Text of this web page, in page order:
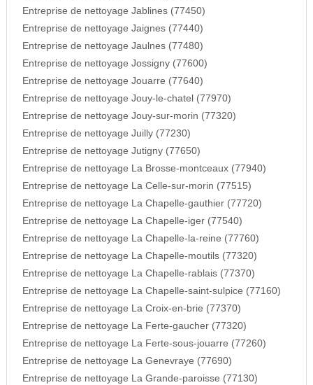
Entreprise de nettoyage Jablines (77450)
Entreprise de nettoyage Jaignes (77440)
Entreprise de nettoyage Jaulnes (77480)
Entreprise de nettoyage Jossigny (77600)
Entreprise de nettoyage Jouarre (77640)
Entreprise de nettoyage Jouy-le-chatel (77970)
Entreprise de nettoyage Jouy-sur-morin (77320)
Entreprise de nettoyage Juilly (77230)
Entreprise de nettoyage Jutigny (77650)
Entreprise de nettoyage La Brosse-montceaux (77940)
Entreprise de nettoyage La Celle-sur-morin (77515)
Entreprise de nettoyage La Chapelle-gauthier (77720)
Entreprise de nettoyage La Chapelle-iger (77540)
Entreprise de nettoyage La Chapelle-la-reine (77760)
Entreprise de nettoyage La Chapelle-moutils (77320)
Entreprise de nettoyage La Chapelle-rablais (77370)
Entreprise de nettoyage La Chapelle-saint-sulpice (77160)
Entreprise de nettoyage La Croix-en-brie (77370)
Entreprise de nettoyage La Ferte-gaucher (77320)
Entreprise de nettoyage La Ferte-sous-jouarre (77260)
Entreprise de nettoyage La Genevraye (77690)
Entreprise de nettoyage La Grande-paroisse (77130)